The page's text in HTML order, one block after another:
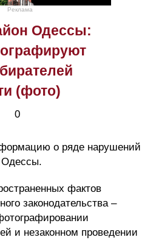
Реклама
Одессы:
(фото)
0
о ряде нарушений
Одессы.
фактов
законодательства –
и незаконном проведении